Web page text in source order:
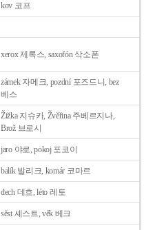
kov 코프
xerox 제록스, saxofón 삭소폰
zámek 자메크, pozdní 포즈드니, bez
베스
Žižka 지슈카, Žvěřina 주베르지나,
Brož 브로시
jaro 야로, pokoj 포코이
balík 발리크, komár 코마르
dech 데흐, léto 레토
sěst 셰스트, věk 베크